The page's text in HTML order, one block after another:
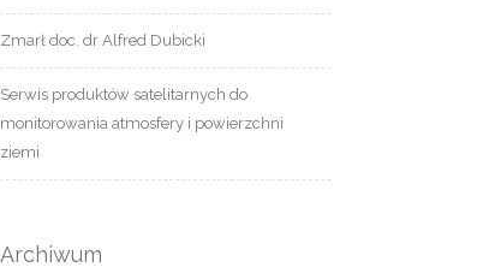
Zmarł doc. dr Alfred Dubicki
Serwis produktów satelitarnych do
monitorowania atmosfery i powierzchni
ziemi
Archiwum